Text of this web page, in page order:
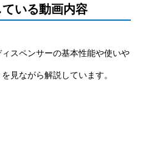
いる動画内容
スペンサーの基本性能や使いや
見ながら解説しています。